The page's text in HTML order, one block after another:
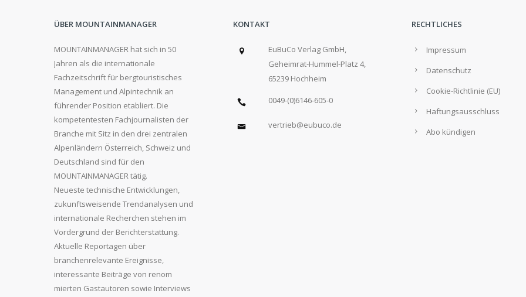
ÜBER MOUNTAINMANAGER
MOUNTAINMANAGER hat sich in 50
Jahren als die internationale
Fachzeitschrift für bergtouristisches
Management und Alpintechnik an
führender Position etabliert. Die
kompetentesten Fachjournalisten der
Branche mit Sitz in den drei zentralen
Alpenländern Österreich, Schweiz und
Deutschland sind für den
MOUNTAINMANAGER tätig.
Neueste technische Entwicklungen,
zukunftsweisende Trendanalysen und
internationale Recherchen stehen im
Vordergrund der Berichterstattung.
Aktuelle Reportagen über
branchenrelevante Ereignisse,
interessante Beiträge von renom
mierten Gastautoren sowie Interviews
KONTAKT
EuBuCo Verlag GmbH,
Geheimrat-Hummel-Platz 4,
65239 Hochheim
0049-(0)6146-605-0
vertrieb@eubuco.de
RECHTLICHES
Impressum
Datenschutz
Cookie-Richtlinie (EU)
Haftungsausschluss
Abo kündigen